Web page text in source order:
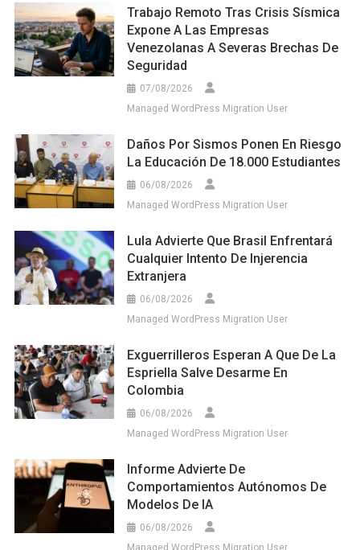
Trabajo Remoto Tras Crisis Sísmica
Expone A Las Empresas
Venezolanas A Severas Brechas De
Seguridad
07/08/2026
Managed WordPress Migration User
Daños Por Sismos Ponen En Riesgo
La Educación De 18.000 Estudiantes
06/08/2026
Managed WordPress Migration User
Lula Advierte Que Brasil Enfrentará
Cualquier Intento De Injerencia
Extranjera
06/08/2026
Managed WordPress Migration User
Exguerrilleros Esperan A Que De La
Espriella Salve Desarme En
Colombia
06/08/2026
Managed WordPress Migration User
Informe Advierte De
Comportamientos Autónomos De
Modelos De IA
06/08/2026
Managed WordPress Migration User